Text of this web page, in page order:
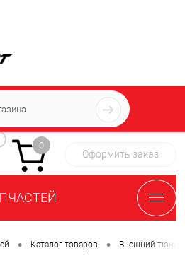
+7 (939) 716-10-06
пн-пт 7:00-16:00 МСК
0
Оформить заказ
• Каталог товаров • Внешний